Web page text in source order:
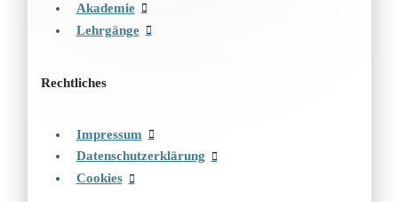
Akademie
Lehrgänge
Rechtliches
Impressum
Datenschutzerklärung
Cookies